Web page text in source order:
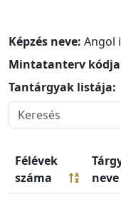
Képzés neve: Angol
Mintatanterv
Tantárgyak listája:
Félévek
száma
neve